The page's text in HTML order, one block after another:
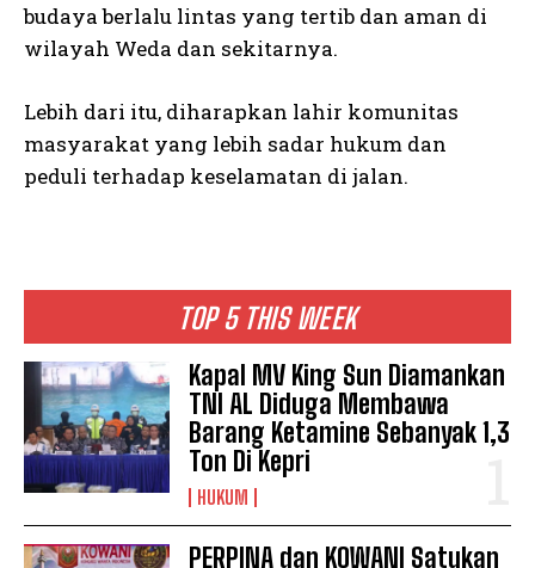
TOP 5 THIS WEEK
Kapal MV King Sun Diamankan
TNI AL Diduga Membawa
Barang Ketamine Sebanyak 1,3
Ton Di Kepri
HUKUM
PERPINA dan KOWANI Satukan
budaya berlalu lintas yang tertib dan aman di
wilayah Weda dan sekitarnya.
Lebih dari itu, diharapkan lahir komunitas
masyarakat yang lebih sadar hukum dan
peduli terhadap keselamatan di jalan.